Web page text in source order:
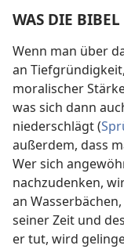
WAS DIE BIBEL
Wenn man über
an
moralischer
was sich dann
niederschlägt (
außerdem, dass
Wer sich
nachzudenken,
an
seiner Zeit und
er tut, wird